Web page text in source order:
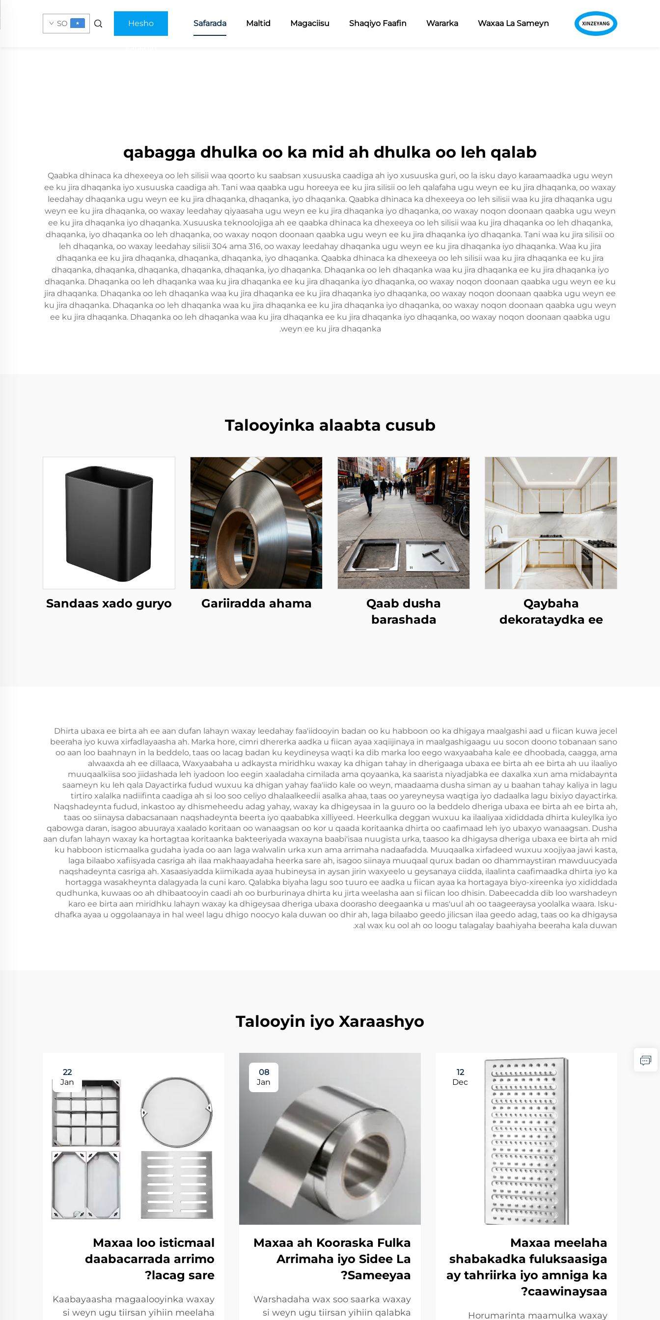
Safarada Maltid Magaciisu Shaqiyo Faafin Wararka Waxaa La Sameyn
Hesho
SO
qabagga dhulka oo ka mid ah dhulka oo leh qalab
Qaabka dhinaca ka dhexeeya oo leh silisii waa qoorto ku saabsan xusuuska caadiga ah iyo xusuuska guri, oo la isku dayo karaamaadka ugu weyn
ee ku jira dhaqanka iyo xusuuska caadiga ah. Tani waa qaabka ugu horeeya ee ku jira silisii oo leh qalafaha ugu weyn ee ku jira dhaqanka, oo waxay
leedahay dhaqanka ugu weyn ee ku jira dhaqanka, dhaqanka, iyo dhaqanka. Qaabka dhinaca ka dhexeeya oo leh silisii waa ku jira dhaqanka ugu
weyn ee ku jira dhaqanka, oo waxay leedahay qiyaasaha ugu weyn ee ku jira dhaqanka iyo dhaqanka, oo waxay noqon doonaan qaabka ugu weyn
ee ku jira dhaqanka iyo dhaqanka. Xusuuska teknoolojiga ah ee qaabka dhinaca ka dhexeeya oo leh silisii waa ku jira dhaqanka oo leh dhaqanka,
dhaqanka, iyo dhaqanka oo leh dhaqanka, oo waxay noqon doonaan qaabka ugu weyn ee ku jira dhaqanka iyo dhaqanka. Tani waa ku jira silisii oo
leh dhaqanka, oo waxay leedahay silisii 304 ama 316, oo waxay leedahay dhaqanka ugu weyn ee ku jira dhaqanka iyo dhaqanka. Waa ku jira
dhaqanka ee ku jira dhaqanka, dhaqanka, dhaqanka, iyo dhaqanka. Qaabka dhinaca ka dhexeeya oo leh silisii waa ku jira dhaqanka ee ku jira
dhaqanka, dhaqanka, dhaqanka, dhaqanka, dhaqanka, iyo dhaqanka. Dhaqanka oo leh dhaqanka waa ku jira dhaqanka ee ku jira dhaqanka iyo
dhaqanka. Dhaqanka oo leh dhaqanka waa ku jira dhaqanka ee ku jira dhaqanka iyo dhaqanka, oo waxay noqon doonaan qaabka ugu weyn ee ku
jira dhaqanka. Dhaqanka oo leh dhaqanka waa ku jira dhaqanka ee ku jira dhaqanka iyo dhaqanka, oo waxay noqon doonaan qaabka ugu weyn ee
ku jira dhaqanka. Dhaqanka oo leh dhaqanka waa ku jira dhaqanka ee ku jira dhaqanka iyo dhaqanka, oo waxay noqon doonaan qaabka ugu weyn
ee ku jira dhaqanka. Dhaqanka oo leh dhaqanka waa ku jira dhaqanka ee ku jira dhaqanka iyo dhaqanka, oo waxay noqon doonaan qaabka ugu
weyn ee ku jira dhaqanka.
Talooyinka alaabta cusub
Qaybaha
dekorataydka ee
Qaab dusha
barashada
Gariiradda ahama
Sandaas xado guryo
Dhirta ubaxa ee birta ah ee aan dufan lahayn waxay leedahay faa'iidooyin badan oo ku habboon oo ka dhigaya maalgashi aad u fiican kuwa jecel
beeraha iyo kuwa xirfadlayaasha ah. Marka hore, cimri dhererka aadka u fiican ayaa xaqiijinaya in maalgashigaagu uu socon doono tobanaan sano
oo aan loo baahnayn in la beddelo, taas oo lacag badan ku keydineysa waqti ka dib marka loo eego waxyaabaha kale ee dhoobada, caagga, ama
alwaaxda ah ee dillaaca, Waxyaabaha u adkaysta miridhku waxay ka dhigan tahay in dherigaaga ubaxa ee birta ah ee birta ah uu ilaaliyo
muuqaalkiisa soo jiidashada leh iyadoon loo eegin xaaladaha cimilada ama qoyaanka, ka saarista niyadjabka ee daxalka xun ama midabaynta
saameyn ku leh qala Dayactirka fudud wuxuu ka dhigan yahay faa'iido kale oo weyn, maadaama dusha siman ay u baahan tahay kaliya in lagu
tirtiro xalalka nadiifinta caadiga ah si loo soo celiyo dhalaalkeedii asalka ahaa, taas oo yareyneysa waqtiga iyo dadaalka lagu bixiyo dayactirka.
Naqshadeynta fudud, inkastoo ay dhismeheedu adag yahay, waxay ka dhigeysaa in la guuro oo la beddelo dheriga ubaxa ee birta ah ee birta ah,
taas oo siinaysa dabacsanaan naqshadeynta beerta iyo qaababka xilliyeed. Heerkulka deggan wuxuu ka ilaaliyaa xididdada dhirta kuleylka iyo
qabowga daran, isagoo abuuraya xaalado koritaan oo wanaagsan oo kor u qaada koritaanka dhirta oo caafimaad leh iyo ubaxyo wanaagsan. Dusha
aan dufan lahayn waxay ka hortagtaa koritaanka bakteeriyada waxayna baabi'isaa nuugista urka, taasoo ka dhigaysa dheriga ubaxa ee birta ah mid
ku habboon isticmaalka gudaha iyada oo aan laga walwalin urka xun ama arrimaha nadaafadda. Muuqaalka xirfadeed wuxuu xoojiyaa jawi kasta,
laga bilaabo xafiisyada casriga ah ilaa makhaayadaha heerka sare ah, isagoo siinaya muuqaal qurux badan oo dhammaystiran mawduucyada
naqshadeynta casriga ah. Xasaasiyadda kiimikada ayaa hubineysa in aysan jirin waxyeelo u geysanaya ciidda, ilaalinta caafimaadka dhirta iyo ka
hortagga wasakheynta dalagyada la cuni karo. Qalabka biyaha lagu soo tuuro ee aadka u fiican ayaa ka hortagaya biyo-xireenka iyo xididdada
qudhunka, kuwaas oo ah dhibaatooyin caadi ah oo burburinaya dhirta ku jirta weelasha aan si fiican loo dhisin. Dabeecadda dib loo warshadeyn
karo ee birta aan miridhku lahayn waxay ka dhigeysaa dheriga ubaxa doorasho deegaanka u mas'uul ah oo taageeraysa yoolalka waara. Isku-
dhafka ayaa u oggolaanaya in hal weel lagu dhigo noocyo kala duwan oo dhir ah, laga bilaabo geedo jilicsan ilaa geedo adag, taas oo ka dhigaysa
xal wax ku ool ah oo loogu talagalay baahiyaha beeraha kala duwan.
Talooyin iyo Xaraashyo
12
Dec
Maxaa meelaha
shabakadka fuluksaasiga
ay tahriirka iyo amniga ka
caawinaysaa?
Horumarinta maamulka waxay
08
Jan
Maxaa ah Kooraska Fulka
Arrimaha iyo Sidee La
Sameeyaa?
Warshadaha wax soo saarka waxay
si weyn ugu tiirsan yihiin qalabka
22
Jan
Maxaa loo isticmaal
daabacarrada arrimo
lacag sare?
Kaabayaasha magaalooyinka waxay
si weyn ugu tiirsan yihiin meelaha